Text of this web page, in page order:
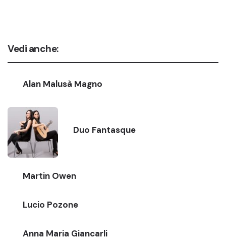
Vedi anche:
Alan Malusà Magno
Duo Fantasque
Martin Owen
Lucio Pozone
Anna Maria Giancarli